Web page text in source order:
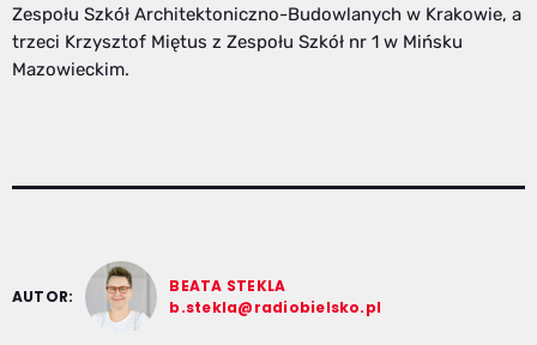
Zespołu Szkół Architektoniczno-Budowlanych w Krakowie, a
trzeci Krzysztof Miętus z Zespołu Szkół nr 1 w Mińsku
Mazowieckim.
AUTOR:
BEATA STEKLA
b.stekla@radiobielsko.pl